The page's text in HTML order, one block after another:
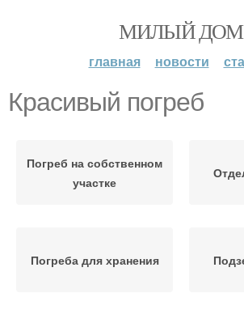
МИЛЫЙ ДОМ
главная новости
Красивый погреб
Погреб на собственном
участке
Погреба для хранения